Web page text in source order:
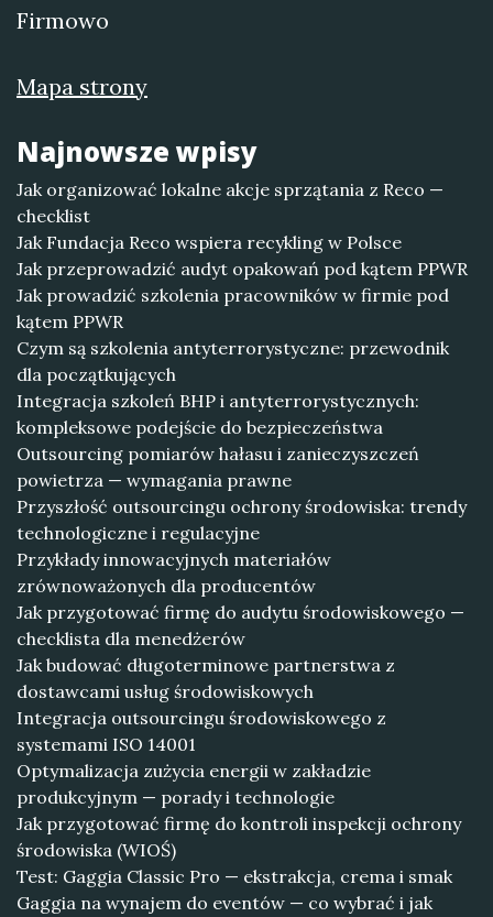
Firmowo
Mapa strony
Najnowsze wpisy
Jak organizować lokalne akcje sprzątania z Reco —
checklist
Jak Fundacja Reco wspiera recykling w Polsce
Jak przeprowadzić audyt opakowań pod kątem PPWR
Jak prowadzić szkolenia pracowników w firmie pod
kątem PPWR
Czym są szkolenia antyterrorystyczne: przewodnik
dla początkujących
Integracja szkoleń BHP i antyterrorystycznych:
kompleksowe podejście do bezpieczeństwa
Outsourcing pomiarów hałasu i zanieczyszczeń
powietrza — wymagania prawne
Przyszłość outsourcingu ochrony środowiska: trendy
technologiczne i regulacyjne
Przykłady innowacyjnych materiałów
zrównoważonych dla producentów
Jak przygotować firmę do audytu środowiskowego —
checklista dla menedżerów
Jak budować długoterminowe partnerstwa z
dostawcami usług środowiskowych
Integracja outsourcingu środowiskowego z
systemami ISO 14001
Optymalizacja zużycia energii w zakładzie
produkcyjnym — porady i technologie
Jak przygotować firmę do kontroli inspekcji ochrony
środowiska (WIOŚ)
Test: Gaggia Classic Pro — ekstrakcja, crema i smak
Gaggia na wynajem do eventów — co wybrać i jak